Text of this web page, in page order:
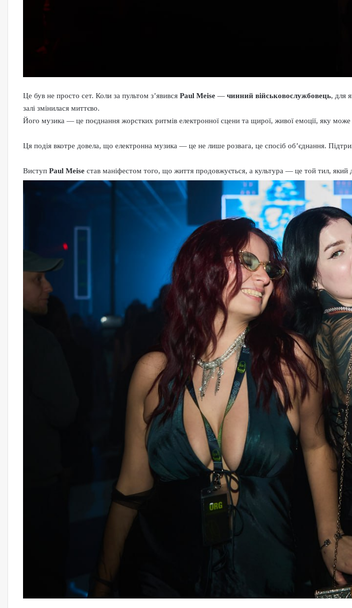
Це був не просто сет. Коли за пультом з’явився Paul Meise — чинний військовослужбовець, для
залі змінилася миттєво.
Його музика — це поєднання жорстких ритмів електронної сцени та щирої, живої емоції, яку
Ця подія вкотре довела, що електронна музика — це не лише розвага, це спосіб об’єднання.
Виступ Paul Meise став маніфестом того, що життя продовжується, а культура — це той тил, який